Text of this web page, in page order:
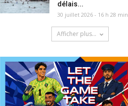
délais...
30 juillet 2026 - 16 h 28 min
Afficher plus...